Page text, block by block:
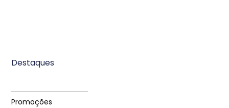
Destaques
Promoções